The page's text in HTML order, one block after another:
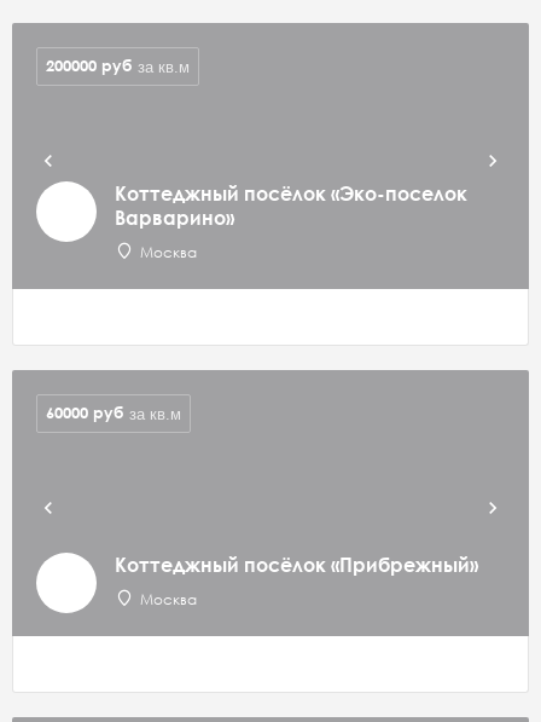
Коттеджный посёлок «Эко-поселок
Варварино»
Москва
200000 руб за кв.м
Коттеджный посёлок «Прибрежный»
Москва
60000 руб за кв.м